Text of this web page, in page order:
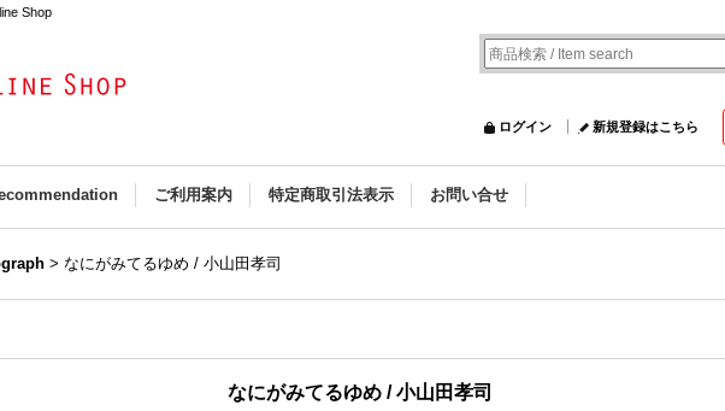
Shop
ログイン 新規登録はこちら
ご利用案内 特定商取引法表示 お問い合せ
> なにがみてるゆめ / 小山田孝司
なにがみてるゆめ / 小山田孝司